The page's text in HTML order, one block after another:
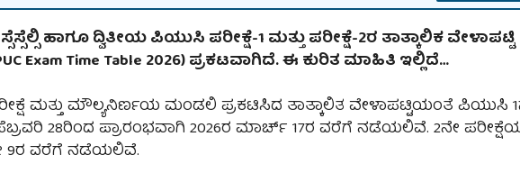
ಹಾಗೂ ದ್ವಿತೀಯ ಪಿಯುಸಿ ಪರೀಕ್ಷೆ-1 ಮತ್ತು ಪರೀಕ್ಷೆ-2ರ ತಾತ್ಕಾಲಿಕ ವೇಳಾಪಟ್ಟಿ
PUC Exam Time Table 2026) ಪ್ರಕಟವಾಗಿದೆ. ಈ ಕುರಿತ ಮಾಹಿತಿ ಇಲ್ಲಿದೆ…
ಮತ್ತು ಮೌಲ್ಯನಿರ್ಣಯ ಮಂಡಲಿ ಪ್ರಕಟಿಸಿದ ತಾತ್ಕಾಲಿತ ವೇಳಾಪಟ್ಟಿಯಂತೆ ಪಿಯುಸಿ
28ರಿಂದ ಪ್ರಾರಂಭವಾಗಿ 2026ರ ಮಾರ್ಚ್ 17ರ ವರೆಗೆ ನಡೆಯಲಿವೆ. 2ನೇ
9ರ ವರೆಗೆ ನಡೆಯಲಿವೆ.